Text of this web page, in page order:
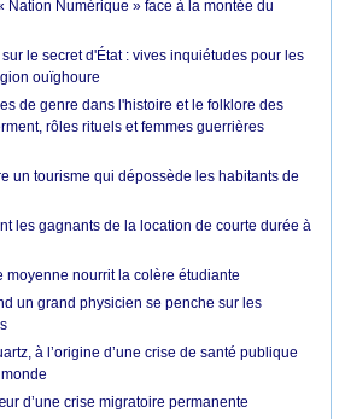
Nation Numérique » face à la montée du
le secret d'État : vives inquiétudes pour les
ouïghoure
de genre dans l'histoire et le folklore des
rôles rituels et femmes guerrières
un tourisme qui dépossède les habitants de
les gagnants de la location de courte durée à
moyenne nourrit la colère étudiante
un grand physicien se penche sur les
à l’origine d’une crise de santé publique
d’une crise migratoire permanente